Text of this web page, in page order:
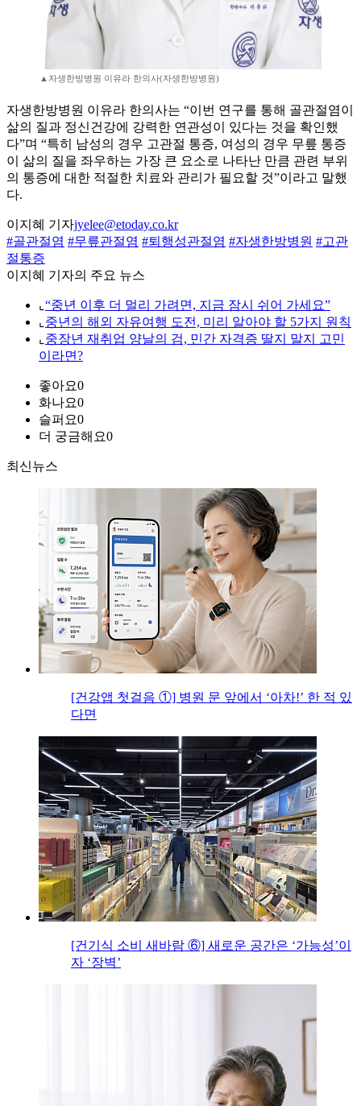
▲자생한방병원 이유라 한의사(자생한방병원)
자생한방병원 이유라 한의사는 “이번 연구를 통해 골관절염이
삶의 질과 정신건강에 강력한 연관성이 있다는 것을 확인했
다”며 “특히 남성의 경우 고관절 통증, 여성의 경우 무릎 통증
이 삶의 질을 좌우하는 가장 큰 요소로 나타난 만큼 관련 부위
의 통증에 대한 적절한 치료와 관리가 필요할 것”이라고 말했
다.
이지혜 기자jyelee@etoday.co.kr
#골관절염 #무릎관절염 #퇴행성관절염 #자생한방병원 #고관
절통증
이지혜 기자의 주요 뉴스
⌞ “중년 이후 더 멀리 가려면, 지금 잠시 쉬어 가세요”
⌞ 중년의 해외 자유여행 도전, 미리 알아야 할 5가지 원칙
⌞ 중장년 재취업 양날의 검, 민간 자격증 딸지 말지 고민
이라면?
좋아요0
화나요0
슬퍼요0
더 궁금해요0
최신뉴스
[건강앱 첫걸음 ①] 병원 문 앞에서 ‘아차!’ 한 적 있
다면
[건기식 소비 새바람 ⑥] 새로운 공간은 ‘가능성’이
자 ‘장벽’